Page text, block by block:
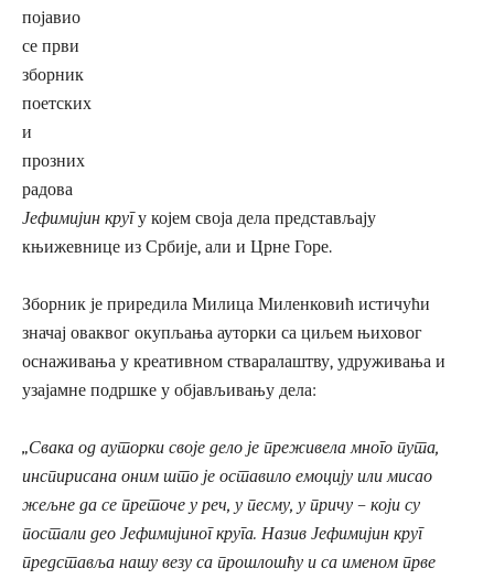
појавио
се први
зборник
поетских
и
прозних
радова
Јефимијин кругу којем своја дела представљају
књижевнице из Србије, али и Црне Горе.
Зборник је приредила Милица Миленковић истичући
значај оваквог окупљања ауторки са циљем њиховог
оснаживања у креативном стваралаштву, удруживања и
узајамне подршке у објављивању дела:
„Свака од ауторки своје дело је преживела много пута,
инспирисана оним што је оставило емоцију или мисао
жељне да се преточе у реч, у песму, у причу – који су
постали део Јефимијиног круга. Назив Јефимијин круг
представља нашу везу са прошлошћу и са именом прве